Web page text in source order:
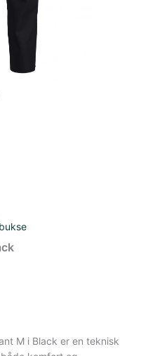
M i Black er en teknisk